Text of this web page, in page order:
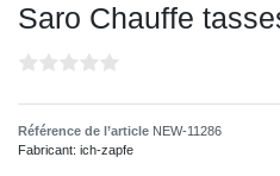
Saro Chauffe
Référence de l’article NEW-11286
Fabricant: ich-zapfe